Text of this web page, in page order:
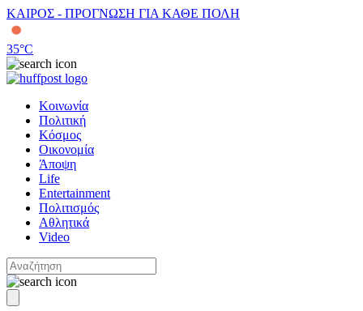
ΚΑΙΡΟΣ - ΠΡΟΓΝΩΣΗ ΓΙΑ ΚΑΘΕ ΠΟΛΗ
35°C
Κοινωνία
Πολιτική
Κόσμος
Οικονομία
Άποψη
Life
Entertainment
Πολιτισμός
Αθλητικά
Video